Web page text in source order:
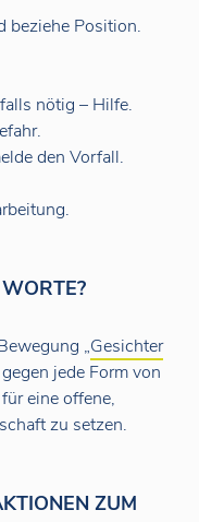
beziehe Position.
nötig – Hilfe.
den Vorfall.
„Gesichter
jede Form von
eine offene,
zu setzen.
ZUM